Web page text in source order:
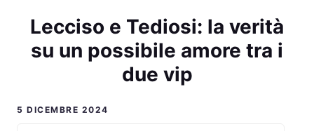
Lecciso e Tediosi: la verità
su un possibile amore tra i
due vip
5 DICEMBRE 2024